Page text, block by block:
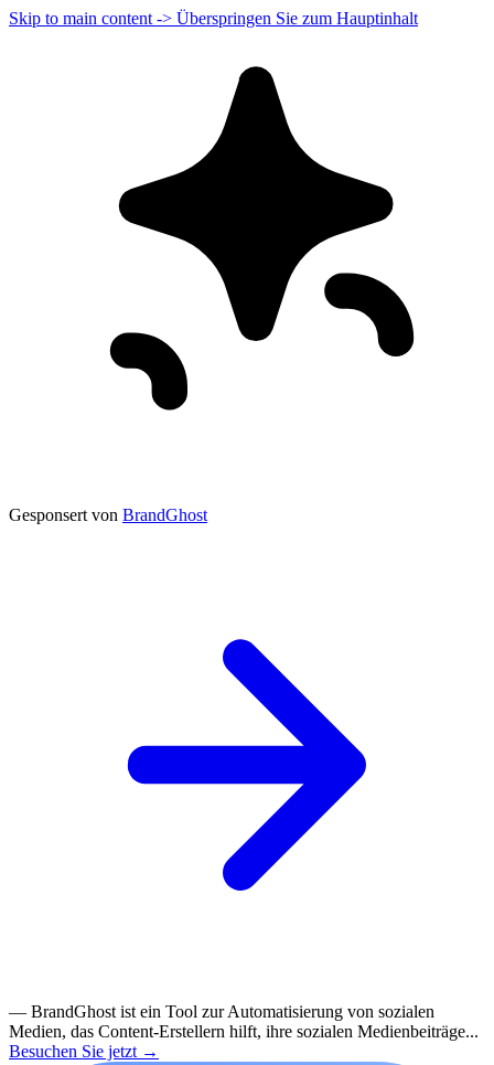
Skip to main content -> Überspringen Sie zum Hauptinhalt
Gesponsert von BrandGhost
— BrandGhost ist ein Tool zur Automatisierung von sozialen
Medien, das Content-Erstellern hilft, ihre sozialen Medienbeiträge...
Besuchen Sie jetzt →